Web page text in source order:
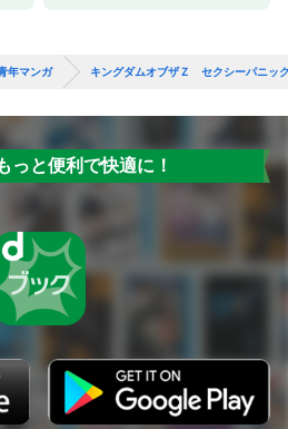
年マンガ キングダムオブザＺ セクシーパニッ
っと便利で快適に！